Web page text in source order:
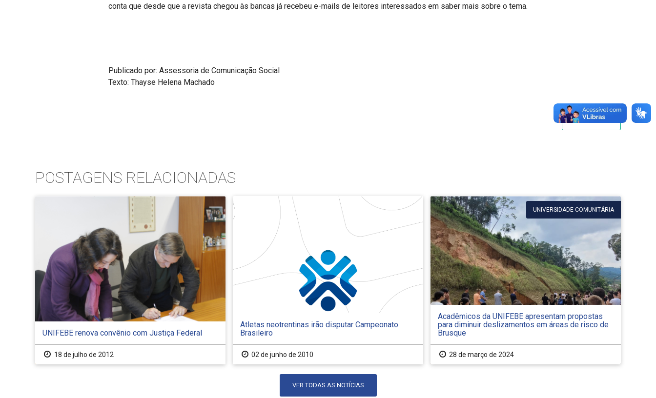
conta que desde que a revista chegou às bancas já recebeu e-mails de leitores interessados em saber mais sobre o tema.
Publicado por: Assessoria de Comunicação Social
Texto: Thayse Helena Machado
IMPRIMIR
POSTAGENS RELACIONADAS
UNIFEBE renova convênio com Justiça Federal
18 de julho de 2012
Atletas neotrentinas irão disputar Campeonato
Brasileiro
02 de junho de 2010
UNIVERSIDADE COMUNITÁRIA
Acadêmicos da UNIFEBE apresentam propostas
para diminuir deslizamentos em áreas de risco de
Brusque
28 de março de 2024
VER TODAS AS NOTÍCIAS